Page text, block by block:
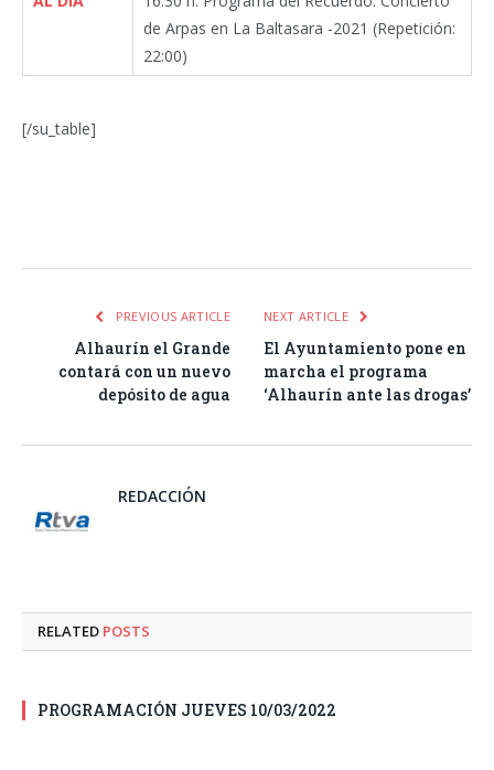
de Arpas en La Baltasara -2021 (Repetición:
22:00)
[/su_table]
PREVIOUS ARTICLE
Alhaurín el Grande
contará con un nuevo
depósito de agua
NEXT ARTICLE
El Ayuntamiento pone en
marcha el programa
‘Alhaurín ante las drogas’
REDACCIÓN
RELATED POSTS
PROGRAMACIÓN JUEVES 10/03/2022